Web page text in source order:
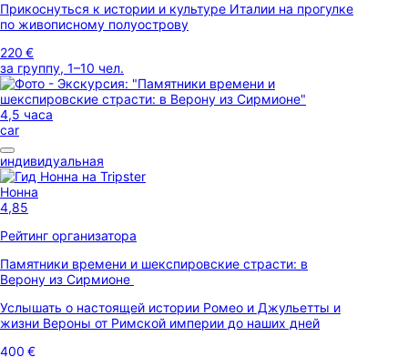
Прикоснуться к истории и культуре Италии на прогулке
по живописному полуострову
220 €
за группу, 1–10 чел.
4,5 часа
car
индивидуальная
Нонна
4,85
Рейтинг организатора
Памятники времени и шекспировские страсти: в
Верону из Сирмионе
Услышать о настоящей истории Ромео и Джульетты и
жизни Вероны от Римской империи до наших дней
400 €